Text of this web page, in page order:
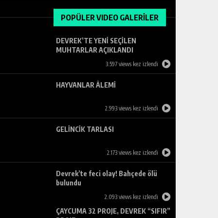
POPÜLER VIDEO GALERİLER
DEVREK’TE YENİ SEÇİLEN
MUHTARLAR AÇIKLANDI
3.597 views kez izlendi
HAYVANLAR ÂLEMİ
2.993 views kez izlendi
GELİNCİK TARLASI
2.173 views kez izlendi
Devrek’te feci olay! Bahçede ölü
bulundu
2.093 views kez izlendi
ÇAYCUMA 32 PROJE, DEVREK “SIFIR”